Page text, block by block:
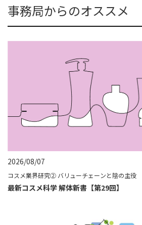
事務局からのオススメ
2026/08/07
コスメ業界研究② バリューチェーンと陰の主役
最新コスメ科学 解体新書【第29回】